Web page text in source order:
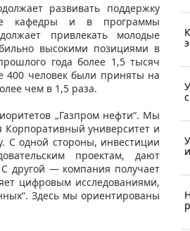
развивать поддержку
кафедры и в программы
привлекать молодые
высокими позициями в
года более 1,5 тысяч
400 человек были приняты на
чем в 1,5 раза.
„Газпром нефти“. Мы
Корпоративный университет и
С одной стороны, инвестиции
проектам, дают
другой — компания получает
цифровым исследованиями,
Здесь мы ориентированы